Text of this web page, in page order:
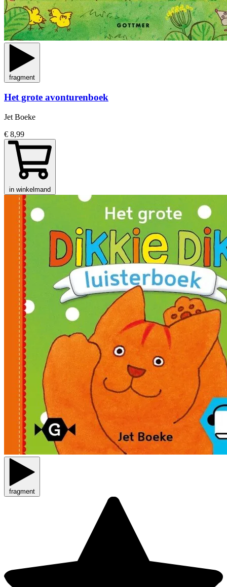
fragment
Het grote avonturenboek
Jet Boeke
€ 8,99
in winkelmand
fragment